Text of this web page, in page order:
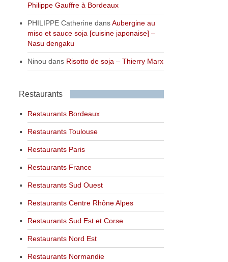
Philippe Gauffre à Bordeaux
PHILIPPE Catherine dansAubergine au
miso et sauce soja [cuisine japonaise] –
Nasu dengaku
Ninou dans Risotto de soja – Thierry Marx
Restaurants
Restaurants Bordeaux
Restaurants Toulouse
Restaurants Paris
Restaurants France
Restaurants Sud Ouest
Restaurants Centre Rhône Alpes
Restaurants Sud Est et Corse
Restaurants Nord Est
Restaurants Normandie